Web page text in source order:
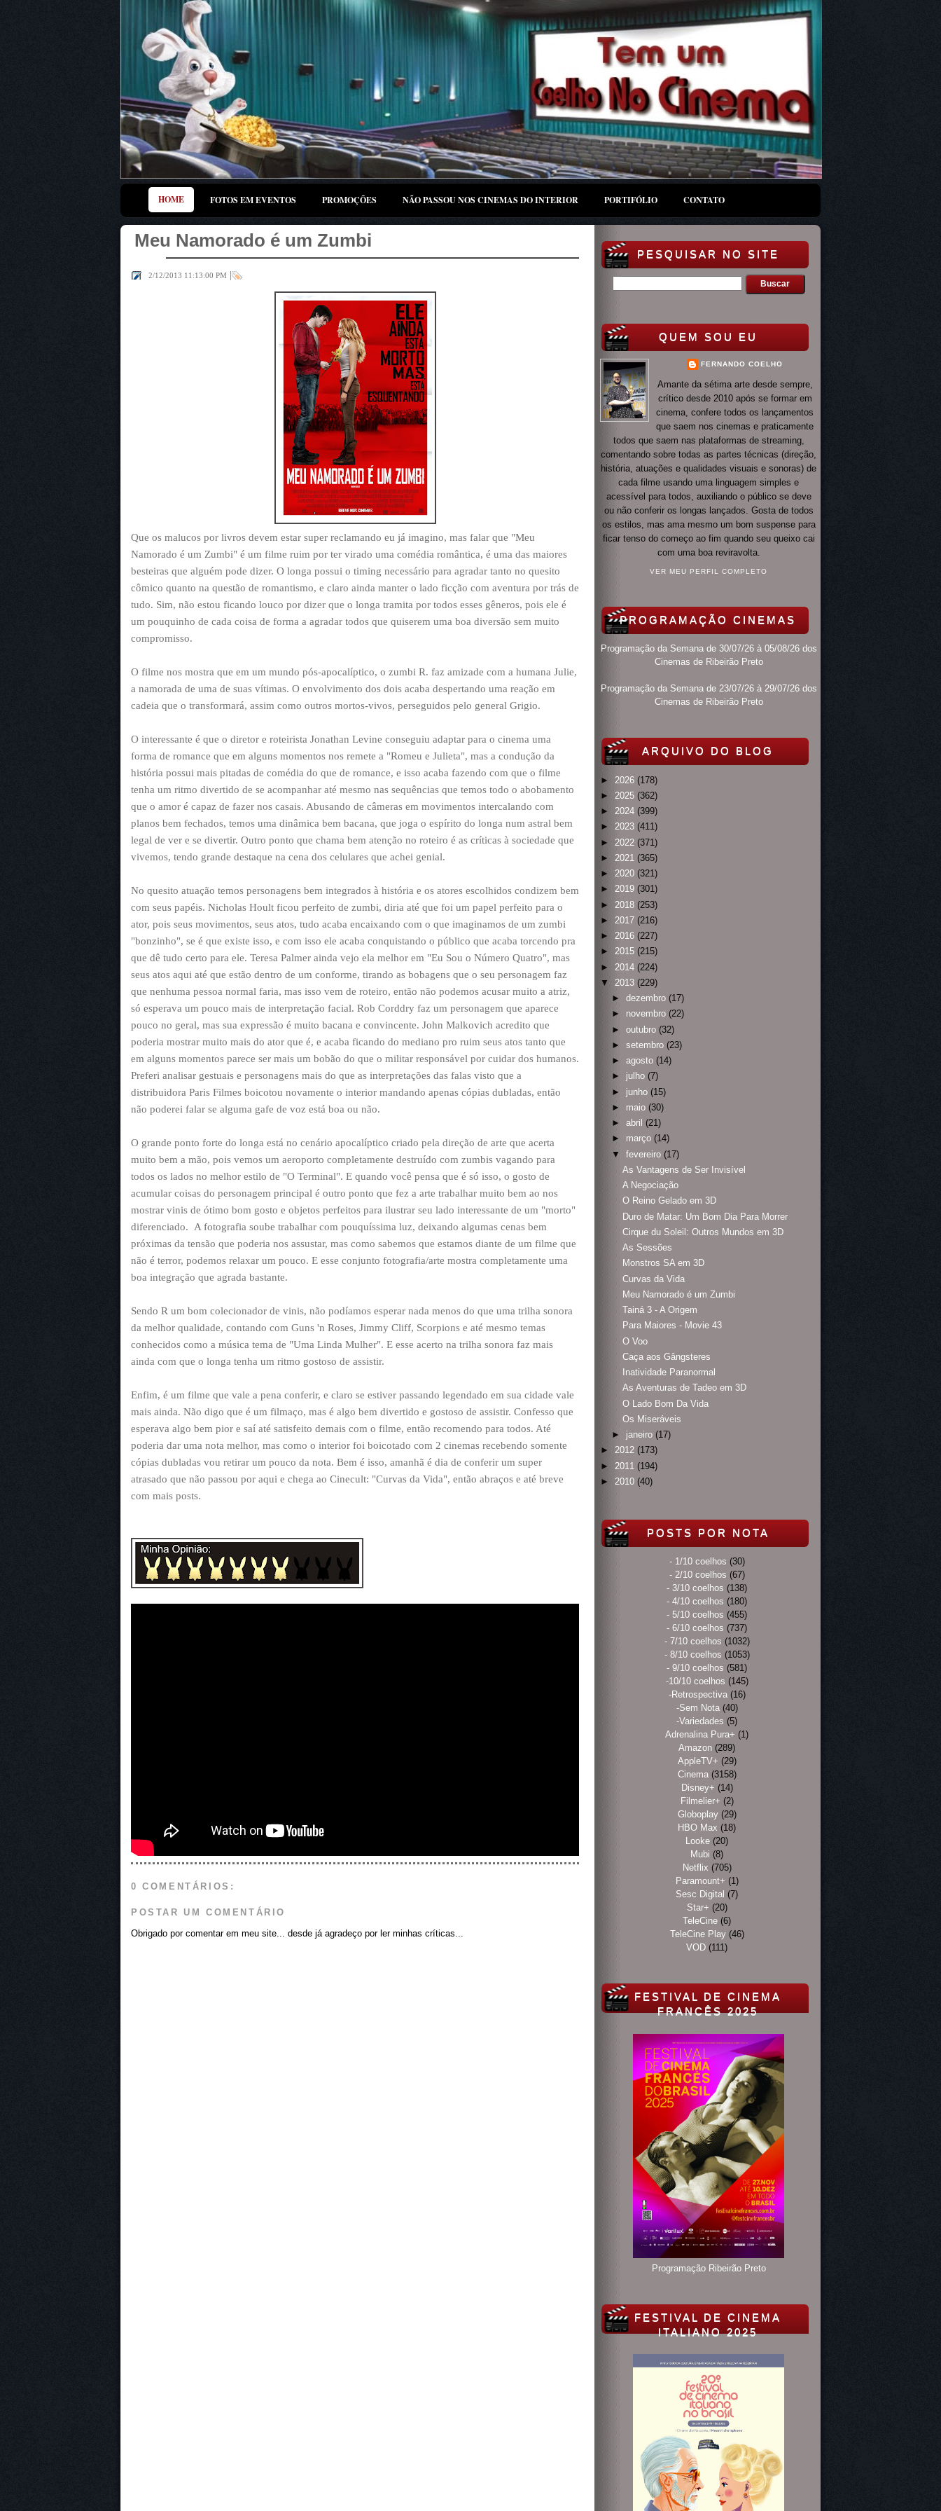
HOME FOTOS EM EVENTOS PROMOÇÕES NÃO PASSOU NOS CINEMAS DO INTERIOR PORTIFÓLIO CONTATO
Meu Namorado é um Zumbi
2/12/2013 11:13:00 PM |
Que os malucos por livros devem estar super reclamando eu já imagino, mas falar que "Meu
Namorado é um Zumbi" é um filme ruim por ter virado uma comédia romântica, é uma das maiores
besteiras que alguém pode dizer. O longa possui o timing necessário para agradar tanto no quesito
cômico quanto na questão de romantismo, e claro ainda manter o lado ficção com aventura por trás de
tudo. Sim, não estou ficando louco por dizer que o longa tramita por todos esses gêneros, pois ele é
um pouquinho de cada coisa de forma a agradar todos que quiserem uma boa diversão sem muito
compromisso.
O filme nos mostra que em um mundo pós-apocalíptico, o zumbi R. faz amizade com a humana Julie,
a namorada de uma de suas vítimas. O envolvimento dos dois acaba despertando uma reação em
cadeia que o transformará, assim como outros mortos-vivos, perseguidos pelo general Grigio.
O interessante é que o diretor e roteirista Jonathan Levine conseguiu adaptar para o cinema uma
forma de romance que em alguns momentos nos remete a "Romeu e Julieta", mas a condução da
história possui mais pitadas de comédia do que de romance, e isso acaba fazendo com que o filme
tenha um ritmo divertido de se acompanhar até mesmo nas sequências que temos todo o abobamento
que o amor é capaz de fazer nos casais. Abusando de câmeras em movimentos intercalando com
planos bem fechados, temos uma dinâmica bem bacana, que joga o espírito do longa num astral bem
legal de ver e se divertir. Outro ponto que chama bem atenção no roteiro é as críticas à sociedade que
vivemos, tendo grande destaque na cena dos celulares que achei genial.
No quesito atuação temos personagens bem integrados à história e os atores escolhidos condizem bem
com seus papéis. Nicholas Hoult ficou perfeito de zumbi, diria até que foi um papel perfeito para o
ator, pois seus movimentos, seus atos, tudo acaba encaixando com o que imaginamos de um zumbi
"bonzinho", se é que existe isso, e com isso ele acaba conquistando o público que acaba torcendo pra
que dê tudo certo para ele. Teresa Palmer ainda vejo ela melhor em "Eu Sou o Número Quatro", mas
seus atos aqui até que estão dentro de um conforme, tirando as bobagens que o seu personagem faz
que nenhuma pessoa normal faria, mas isso vem de roteiro, então não podemos acusar muito a atriz,
só esperava um pouco mais de interpretação facial. Rob Corddry faz um personagem que aparece
pouco no geral, mas sua expressão é muito bacana e convincente. John Malkovich acredito que
poderia mostrar muito mais do ator que é, e acaba ficando do mediano pro ruim seus atos tanto que
em alguns momentos parece ser mais um bobão do que o militar responsável por cuidar dos humanos.
Preferi analisar gestuais e personagens mais do que as interpretações das falas visto que a
distribuidora Paris Filmes boicotou novamente o interior mandando apenas cópias dubladas, então
não poderei falar se alguma gafe de voz está boa ou não.
O grande ponto forte do longa está no cenário apocalíptico criado pela direção de arte que acerta
muito bem a mão, pois vemos um aeroporto completamente destruído com zumbis vagando para
todos os lados no melhor estilo de "O Terminal". E quando você pensa que é só isso, o gosto de
acumular coisas do personagem principal é outro ponto que fez a arte trabalhar muito bem ao nos
mostrar vinis de ótimo bom gosto e objetos perfeitos para ilustrar seu lado interessante de um "morto"
diferenciado. A fotografia soube trabalhar com pouquíssima luz, deixando algumas cenas bem
próximas da tensão que poderia nos assustar, mas como sabemos que estamos diante de um filme que
não é terror, podemos relaxar um pouco. E esse conjunto fotografia/arte mostra completamente uma
boa integração que agrada bastante.
Sendo R um bom colecionador de vinis, não podíamos esperar nada menos do que uma trilha sonora
da melhor qualidade, contando com Guns 'n Roses, Jimmy Cliff, Scorpions e até mesmo temas
conhecidos como a música tema de "Uma Linda Mulher". E esse acerto na trilha sonora faz mais
ainda com que o longa tenha um ritmo gostoso de assistir.
Enfim, é um filme que vale a pena conferir, e claro se estiver passando legendado em sua cidade vale
mais ainda. Não digo que é um filmaço, mas é algo bem divertido e gostoso de assistir. Confesso que
esperava algo bem pior e saí até satisfeito demais com o filme, então recomendo para todos. Até
poderia dar uma nota melhor, mas como o interior foi boicotado com 2 cinemas recebendo somente
cópias dubladas vou retirar um pouco da nota. Bem é isso, amanhã é dia de conferir um super
atrasado que não passou por aqui e chega ao Cinecult: "Curvas da Vida", então abraços e até breve
com mais posts.
0 COMENTÁRIOS:
POSTAR UM COMENTÁRIO
Obrigado por comentar em meu site... desde já agradeço por ler minhas críticas...
PESQUISAR NO SITE
QUEM SOU EU
FERNANDO COELHO
Amante da sétima arte desde sempre,
crítico desde 2010 após se formar em
cinema, confere todos os lançamentos
que saem nos cinemas e praticamente
todos que saem nas plataformas de streaming,
comentando sobre todas as partes técnicas (direção,
história, atuações e qualidades visuais e sonoras) de
cada filme usando uma linguagem simples e
acessível para todos, auxiliando o público se deve
ou não conferir os longas lançados. Gosta de todos
os estilos, mas ama mesmo um bom suspense para
ficar tenso do começo ao fim quando seu queixo cai
com uma boa reviravolta.
VER MEU PERFIL COMPLETO
PROGRAMAÇÃO CINEMAS
Programação da Semana de 30/07/26 à 05/08/26 dos
Cinemas de Ribeirão Preto
Programação da Semana de 23/07/26 à 29/07/26 dos
Cinemas de Ribeirão Preto
ARQUIVO DO BLOG
► 2026 (178)
► 2025 (362)
► 2024 (399)
► 2023 (411)
► 2022 (371)
► 2021 (365)
► 2020 (321)
► 2019 (301)
► 2018 (253)
► 2017 (216)
► 2016 (227)
► 2015 (215)
► 2014 (224)
▼
2013 (229)
► dezembro (17)
► novembro (22)
► outubro (32)
► setembro (23)
► agosto (14)
► julho (7)
► junho (15)
► maio (30)
► abril (21)
► março (14)
▼
fevereiro (17)
As Vantagens de Ser Invisível
A Negociação
O Reino Gelado em 3D
Duro de Matar: Um Bom Dia Para Morrer
Cirque du Soleil: Outros Mundos em 3D
As Sessões
Monstros SA em 3D
Curvas da Vida
Meu Namorado é um Zumbi
Tainá 3 - A Origem
Para Maiores - Movie 43
O Voo
Caça aos Gângsteres
Inatividade Paranormal
As Aventuras de Tadeo em 3D
O Lado Bom Da Vida
Os Miseráveis
► janeiro (17)
► 2012 (173)
► 2011 (194)
► 2010 (40)
POSTS POR NOTA
- 1/10 coelhos (30)
- 2/10 coelhos (67)
- 3/10 coelhos (138)
- 4/10 coelhos (180)
- 5/10 coelhos (455)
- 6/10 coelhos (737)
- 7/10 coelhos (1032)
- 8/10 coelhos (1053)
- 9/10 coelhos (581)
-10/10 coelhos (145)
-Retrospectiva (16)
-Sem Nota (40)
-Variedades (5)
Adrenalina Pura+ (1)
Amazon (289)
AppleTV+ (29)
Cinema (3158)
Disney+ (14)
Filmelier+ (2)
Globoplay (29)
HBO Max (18)
Looke (20)
Mubi (8)
Netflix (705)
Paramount+ (1)
Sesc Digital (7)
Star+ (20)
TeleCine (6)
TeleCine Play (46)
VOD (111)
FESTIVAL DE CINEMA
FRANCÊS 2025
Programação Ribeirão Preto
FESTIVAL DE CINEMA
ITALIANO 2025